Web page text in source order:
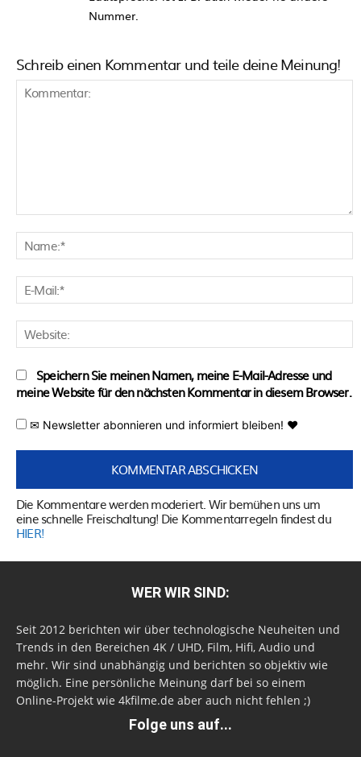
Nummer.
Schreib einen Kommentar und teile deine Meinung!
Speichern Sie meinen Namen, meine E-Mail-Adresse und
meine Website für den nächsten Kommentar in diesem Browser.
✉ Newsletter abonnieren und informiert bleiben! ♥
Die Kommentare werden moderiert. Wir bemühen uns um
eine schnelle Freischaltung! Die Kommentarregeln findest du
HIER!
WER WIR SIND:
Seit 2012 berichten wir über technologische Neuheiten und
Trends in den Bereichen 4K / UHD, Film, Hifi, Audio und
mehr. Wir sind unabhängig und berichten so objektiv wie
möglich. Eine persönliche Meinung darf bei so einem
Online-Projekt wie 4kfilme.de aber auch nicht fehlen ;)
Folge uns auf...